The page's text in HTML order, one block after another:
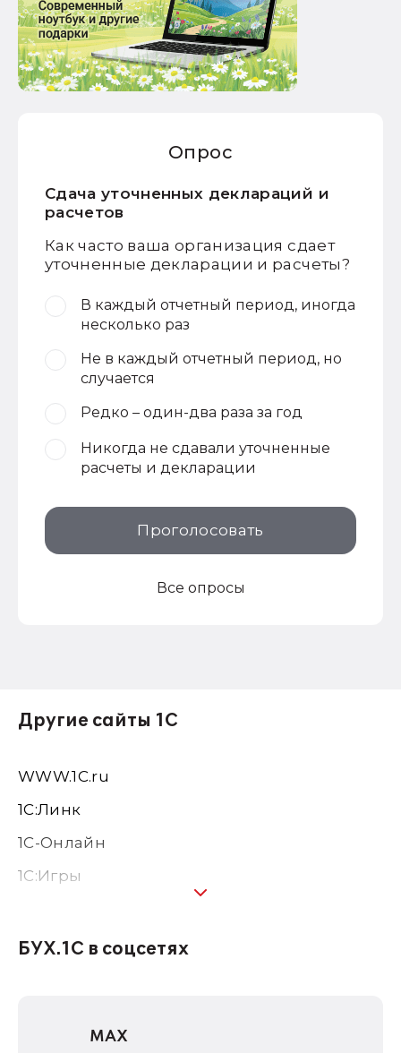
Опрос
Сдача уточненных деклараций и
расчетов
Как часто ваша организация сдает
уточненные декларации и расчеты?
В каждый отчетный период, иногда
несколько раз
Не в каждый отчетный период, но
случается
Редко – один-два раза за год
Никогда не сдавали уточненные
расчеты и декларации
Проголосовать
Все опросы
Другие сайты 1С
WWW.1С.ru
1С:Линк
1С-Онлайн
1C:Игры
1С:Консалтинг
1С:Дистрибьюция
БУХ.1С в соцсетях
MAX